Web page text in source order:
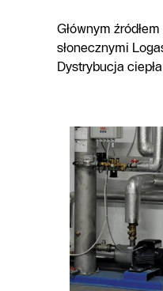
Głównym
słonecznymi
Dystrybucja